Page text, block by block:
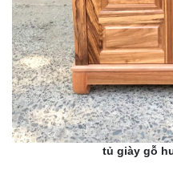
tủ giày gỗ